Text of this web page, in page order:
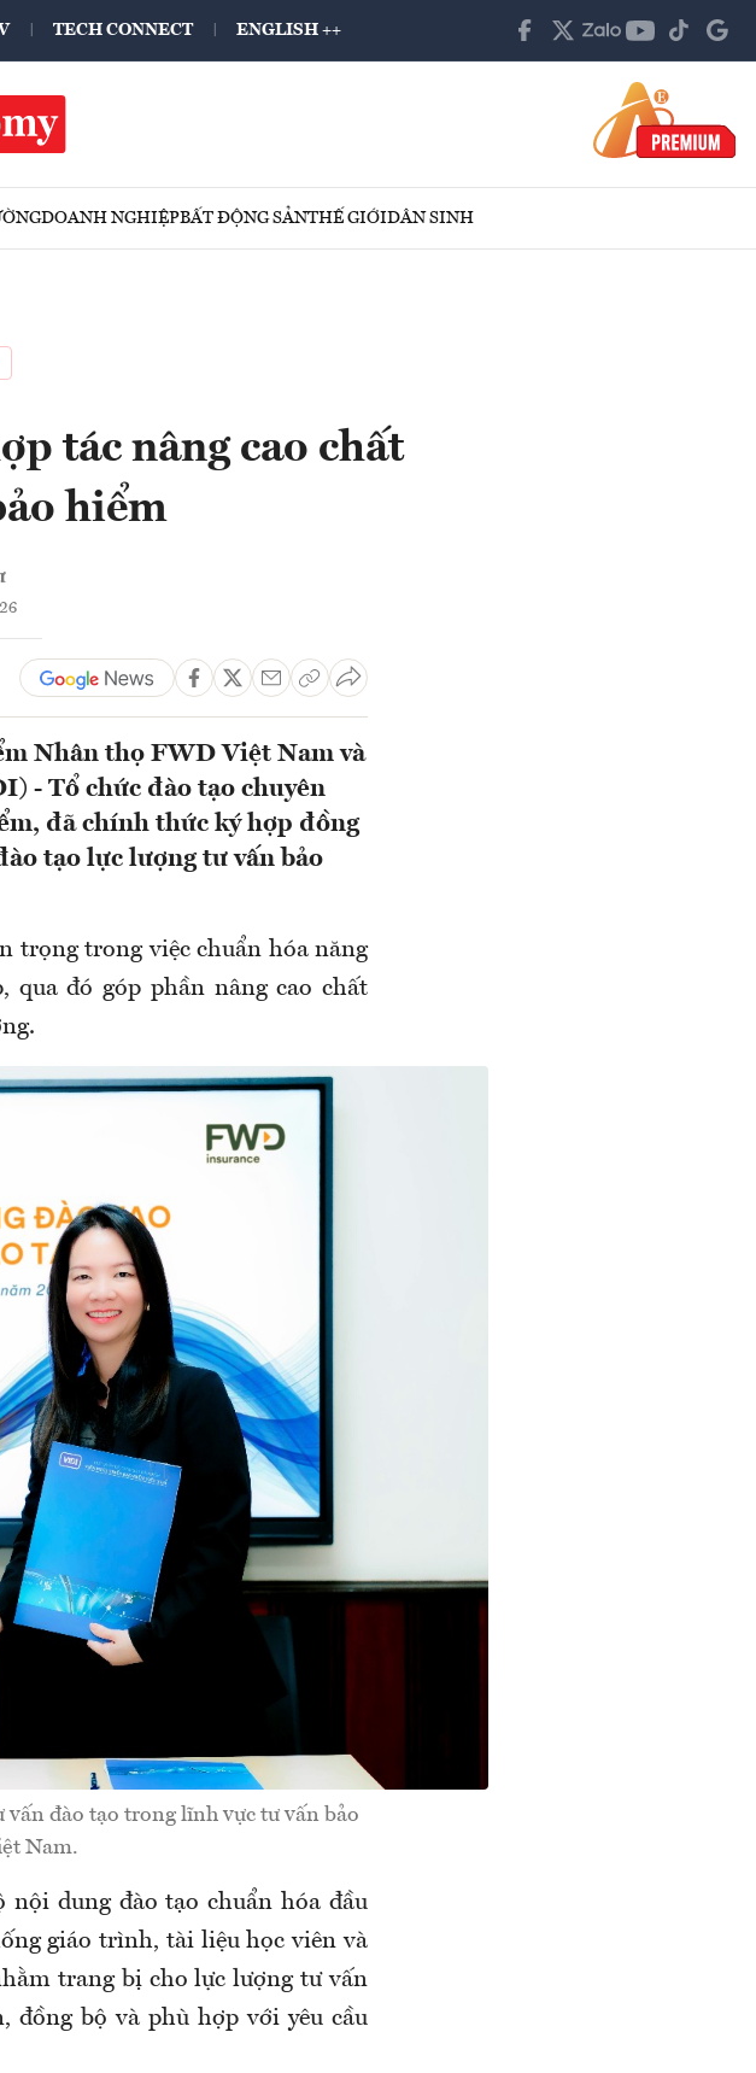
TECH CONNECT ENGLISH ++
DOANH NGHIỆPBẤT ĐỘNG SẢNTHẾ GIỚIDÂN SINH
tác nâng cao chất
hiểm
Nhân thọ FWD Việt Nam và
- Tổ chức đào tạo chuyên
đã chính thức ký hợp đồng
tạo lực lượng tư vấn bảo
trọng trong việc chuẩn hóa năng
qua đó góp phần nâng cao chất
đào tạo trong lĩnh vực tư vấn bảo
Nam.
dung đào tạo chuẩn hóa đầu
giáo trình, tài liệu học viên và
trang bị cho lực lượng tư vấn
đồng bộ và phù hợp với yêu cầu